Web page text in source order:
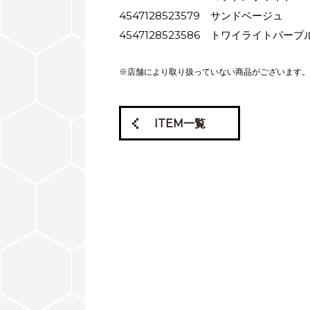
4547128523579 サンドベージュ
4547128523586 トワイライトパープ
※店舗により取り扱っていない商品がございます。
ITEM一覧